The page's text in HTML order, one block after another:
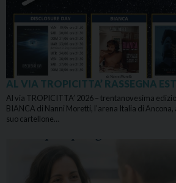
AL VIA TROPICITTA’ RASSEGNA
Al via TROPICITTA’ 2026 – trentanovesima
BIANCA di Nanni Moretti, l’arena Italia di Ancona,
suo cartellone…